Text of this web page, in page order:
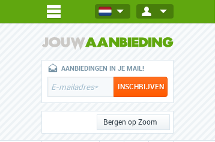
AANBIEDINGEN IN JE MAIL!
Bergen op Zoom